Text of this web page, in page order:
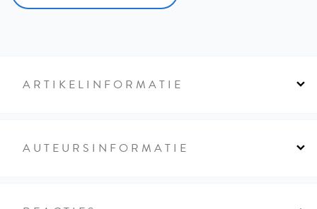
ARTIKELINFORMATIE
AUTEURSINFORMATIE